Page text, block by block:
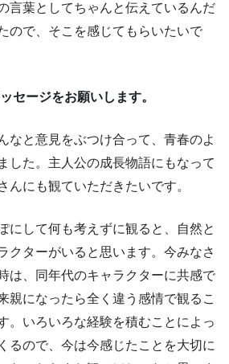
言葉としてちゃんと伝えているんだ
ので、そこを感じてもらいたいで
セージをお願いします。
なと意見をぶつけ合って、青春のよ
した。主人公の成長物語にもなって
んにも観ていただきたいです。
にして何も考えずに観ると、自然と
クターがいると思います。今みなさ
は、同年代のキャラクターに共感で
親になったら全く違う感情で観るこ
。いろいろな経験を積むことによっ
るので、今は今感じたことを大切に